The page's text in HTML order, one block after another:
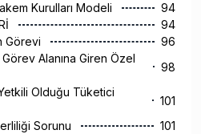
Kurulları Modeli
94
94
Görevi
96
Alanına Giren Özel
98
Olduğu Tüketici
101
Sorunu
101